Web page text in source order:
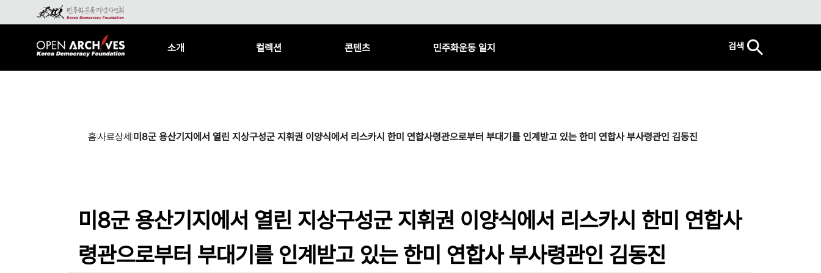
소개 컬렉션 콘텐츠 민주화운동 일지 검색
홈사료상세 미8군 용산기지에서 열린 지상구성군 지휘권 이양식에서 리스카시 한미 연합사령관으로부터 부대기를 인계받고 있는 한미 연합사 부사령관인 김동진
미8군 용산기지에서 열린 지상구성군 지휘권 이양식에서 리스카시 한미 연합사
령관으로부터 부대기를 인계받고 있는 한미 연합사 부사령관인 김동진